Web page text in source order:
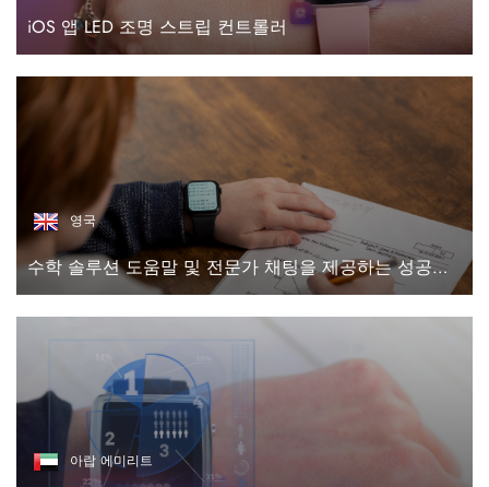
iOS 앱 LED 조명 스트립 컨트롤러
영국
수학 솔루션 도움말 및 전문가 채팅을 제공하는 성공적인 iOS/안드로이드/웹 앱
아랍 에미리트